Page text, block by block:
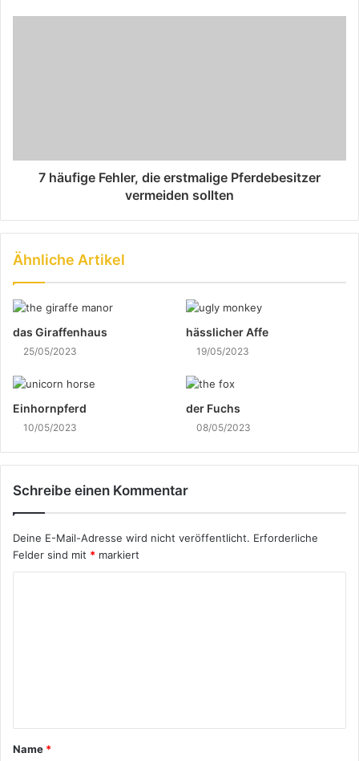
7 häufige Fehler, die erstmalige Pferdebesitzer
vermeiden sollten
Ähnliche Artikel
das Giraffenhaus
25/05/2023
hässlicher Affe
19/05/2023
Einhornpferd
10/05/2023
der Fuchs
08/05/2023
Schreibe einen Kommentar
Deine E-Mail-Adresse wird nicht veröffentlicht. Erforderliche
Felder sind mit * markiert
t
a
Name *